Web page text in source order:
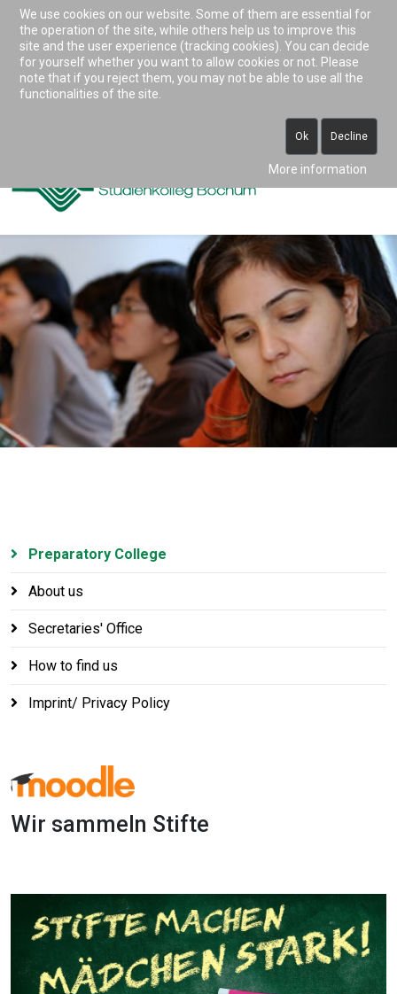
Accessibility & Tools
0234 938 82 0 (vormittags)
Preparatory College
About us
Secretaries' Office
How to find us
Imprint/ Privacy Policy
Wir sammeln Stifte
We use cookies on our website. Some of them are essential for
the operation of the site, while others help us to improve this
site and the user experience (tracking cookies). You can decide
for yourself whether you want to allow cookies or not. Please
note that if you reject them, you may not be able to use all the
functionalities of the site.
Ok Decline
More information